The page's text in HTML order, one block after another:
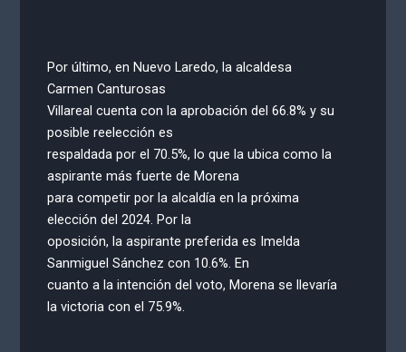
Por último, en Nuevo Laredo, la alcaldesa
Carmen Canturosas
Villareal cuenta con la aprobación del 66.8% y su
posible reelección es
respaldada por el 70.5%, lo que la ubica como la
aspirante más fuerte de Morena
para competir por la alcaldía en la próxima
elección del 2024. Por la
oposición, la aspirante preferida es Imelda
Sanmiguel Sánchez con 10.6%. En
cuanto a la intención del voto, Morena se llevaría
la victoria con el 75.9%.